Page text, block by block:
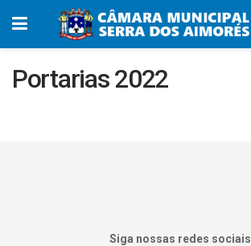
Portarias 2022
Siga nossas redes sociais